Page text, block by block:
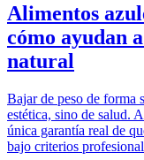
Alimentos
cómo ayudan
natural
Bajar de peso de forma
estética, sino de salud.
única garantía real de
bajo criterios